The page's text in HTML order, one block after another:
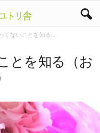
くないことを知る...
とを知る（お